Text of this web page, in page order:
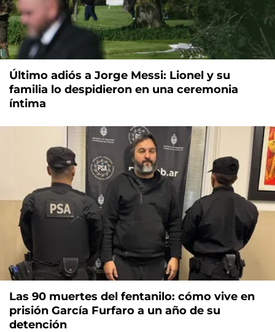
Último adiós a Jorge Messi: Lionel y su
familia lo despidieron en una ceremonia
íntima
Las 90 muertes del fentanilo: cómo vive en
prisión García Furfaro a un año de su
detención